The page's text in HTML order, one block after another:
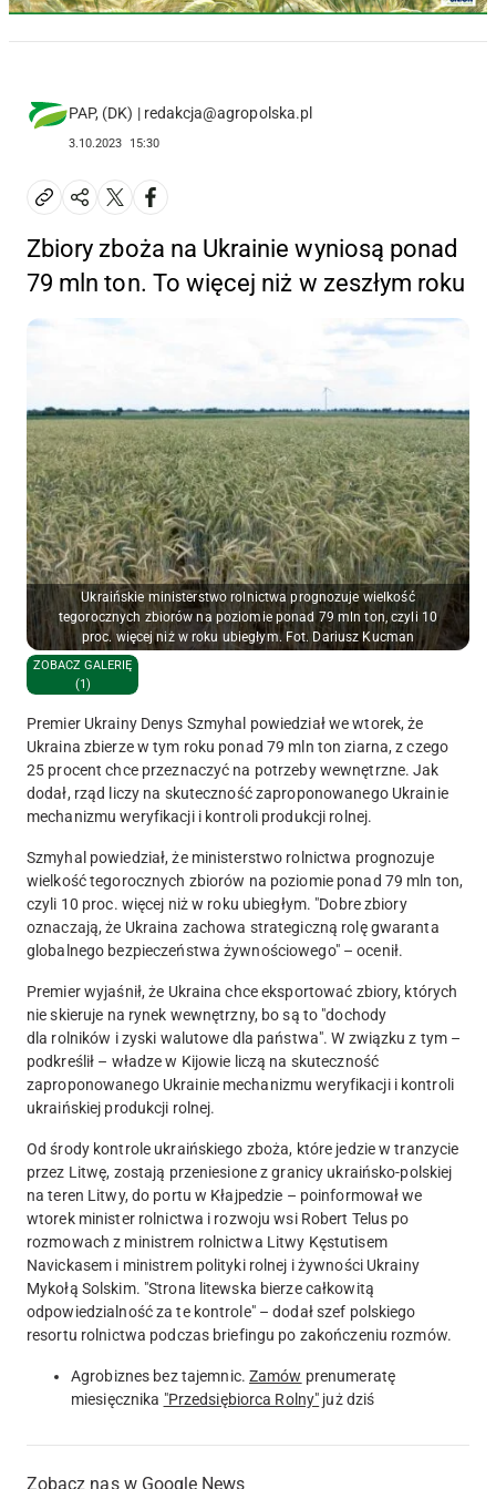
PAP, (DK) | redakcja@agropolska.pl
3.10.2023 15:30
Zbiory zboża na Ukrainie wyniosą ponad
79 mln ton. To więcej niż w zeszłym roku
Ukraińskie ministerstwo rolnictwa prognozuje wielkość
tegorocznych zbiorów na poziomie ponad 79 mln ton, czyli 10
proc. więcej niż w roku ubiegłym. Fot. Dariusz Kucman
ZOBACZ GALERIĘ
(1)
Premier Ukrainy Denys Szmyhal powiedział we wtorek, że
Ukraina zbierze w tym roku ponad 79 mln ton ziarna, z czego
25 procent chce przeznaczyć na potrzeby wewnętrzne. Jak
dodał, rząd liczy na skuteczność zaproponowanego Ukrainie
mechanizmu weryfikacji i kontroli produkcji rolnej.
Szmyhal powiedział, że ministerstwo rolnictwa prognozuje
wielkość tegorocznych zbiorów na poziomie ponad 79 mln ton,
czyli 10 proc. więcej niż w roku ubiegłym. "Dobre zbiory
oznaczają, że Ukraina zachowa strategiczną rolę gwaranta
globalnego bezpieczeństwa żywnościowego" – ocenił.
Premier wyjaśnił, że Ukraina chce eksportować zbiory, których
nie skieruje na rynek wewnętrzny, bo są to "dochody
dla rolników i zyski walutowe dla państwa". W związku z tym –
podkreślił – władze w Kijowie liczą na skuteczność
zaproponowanego Ukrainie mechanizmu weryfikacji i kontroli
ukraińskiej produkcji rolnej.
Od środy kontrole ukraińskiego zboża, które jedzie w tranzycie
przez Litwę, zostają przeniesione z granicy ukraińsko-polskiej
na teren Litwy, do portu w Kłajpedzie – poinformował we
wtorek minister rolnictwa i rozwoju wsi Robert Telus po
rozmowach z ministrem rolnictwa Litwy Kęstutisem
Navickasem i ministrem polityki rolnej i żywności Ukrainy
Mykołą Solskim. "Strona litewska bierze całkowitą
odpowiedzialność za te kontrole" – dodał szef polskiego
resortu rolnictwa podczas briefingu po zakończeniu rozmów.
Agrobiznes bez tajemnic. Zamów prenumeratę
miesięcznika "Przedsiębiorca Rolny" już dziś
Zobacz nas w Google News